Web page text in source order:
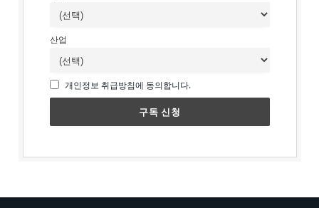
산업
개인정보 취급방침에 동의합니다.